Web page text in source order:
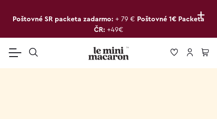
+
Poštovné SR packeta zadarmo: + 79 € Poštovné 1€ Packeta
ČR: +49€